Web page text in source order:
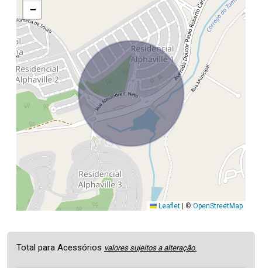
−
Leaflet © OpenStreetMap
Total para Acessórios valores sujeitos a alteração.